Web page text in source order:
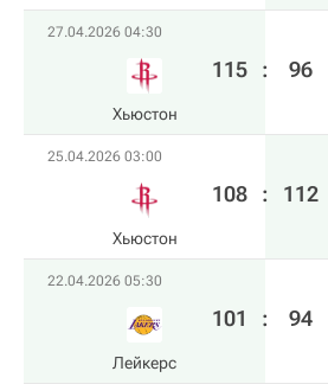
27.04.2026 04:30
Хьюстон
115 : 96
25.04.2026 03:00
Хьюстон
108 : 112
22.04.2026 05:30
Лейкерс
101 : 94